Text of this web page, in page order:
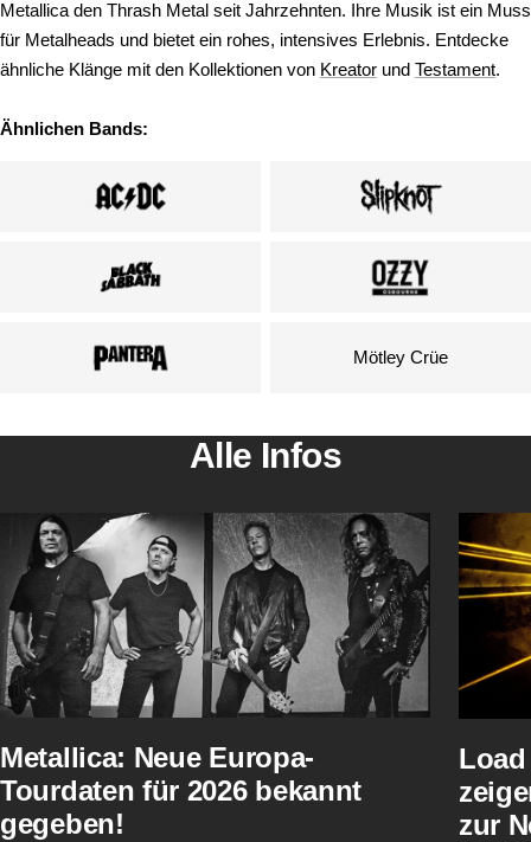
Metallica den Thrash Metal seit Jahrzehnten. Ihre Musik ist ein Muss
für Metalheads und bietet ein rohes, intensives Erlebnis. Entdecke
ähnliche Klänge mit den Kollektionen von Kreator und Testament.
Ähnlichen Bands:
Mötley Crüe
Alle Infos
Metallica: Neue Europa-
Tourdaten für 2026 bekannt
gegeben!
zur